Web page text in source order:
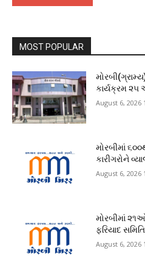
MOST POPULAR
કાર્યક્રમ
August 6, 2026
મોરબીમાં
કારીગરોને
August 6, 2026
મોરબીમાં
ફરિયાદ
August 6, 2026